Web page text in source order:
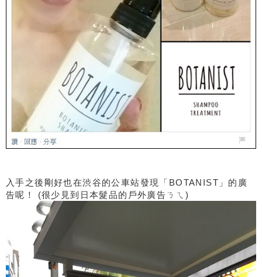
入手之後剛好也在渋谷的公車站發現「BOTANIST」的廣
告呢！ (很少見到日本髮品的戶外廣告ㄋㄟ)